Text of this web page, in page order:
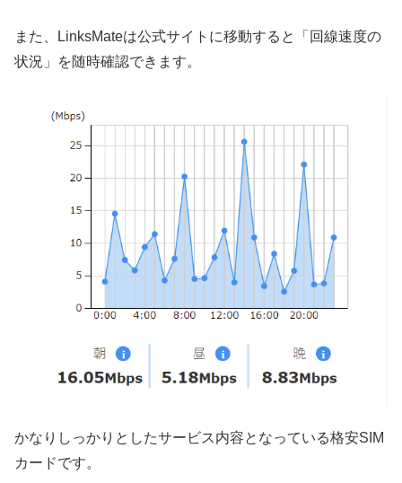
また、LinksMateは公式サイトに移動すると「回線速度の
状況」を随時確認できます。
かなりしっかりとしたサービス内容となっている格安SIM
カードです。